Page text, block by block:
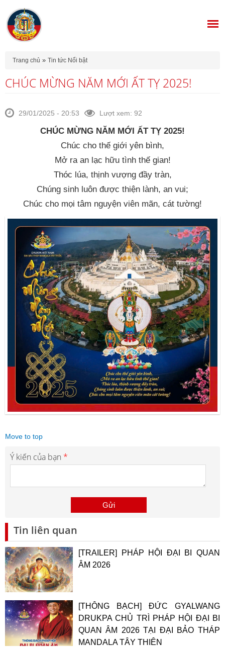
Bạn đang ở đây
Trang chủ » Tin tức Nổi bật
CHÚC MỪNG NĂM MỚI ẤT TỴ 2025!
29/01/2025 - 20:53 Lượt xem: 92
CHÚC MỪNG NĂM MỚI ẤT TỴ 2025!
Chúc cho thế giới yên bình,
Mở ra an lạc hữu tình thế gian!
Thóc lúa, thịnh vượng đầy tràn,
Chúng sinh luôn được thiện lành, an vui;
Chúc cho mọi tâm nguyện viên mãn, cát tường!
Move to top
Ý kiến của bạn *
Tin liên quan
[TRAILER] PHÁP HỘI ĐẠI BI QUAN
ÂM 2026
[THÔNG BẠCH] ĐỨC GYALWANG
DRUKPA CHỦ TRÌ PHÁP HỘI ĐẠI BI
QUAN ÂM 2026 TẠI ĐẠI BẢO THÁP
MANDALA TÂY THIÊN